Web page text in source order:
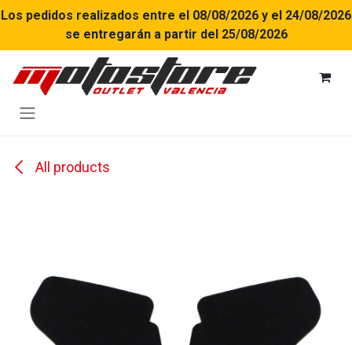
Ir al contenido
Los pedidos realizados entre el 08/08/2026 y el 24/08/2026
se entregarán a partir del 25/08/2026
All products